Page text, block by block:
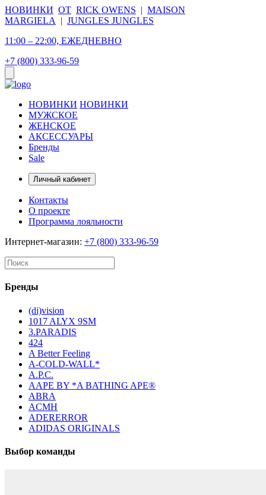
НОВИНКИ ОТ RICK OWENS | MAISON
MARGIELA
| JUNGLES JUNGLES
11:00 – 22:00, ЕЖЕДНЕВНО
+7 (800) 333-96-59
НОВИНКИ НОВИНКИ
МУЖСКОЕ
ЖЕНСКОЕ
АКСЕССУАРЫ
Бренды
Sale
Личный кабинет
Контакты
О проекте
Программа лояльности
Интернет-магазин: +7 (800) 333-96-59
Бренды
(di)vision
1017 ALYX 9SM
3.PARADIS
424
A Better Feeling
A-COLD-WALL*
A.P.C.
AAPE BY *A BATHING APE®
ABRA
ACMH
ADERERROR
ADIDAS ORIGINALS
Выбор команды